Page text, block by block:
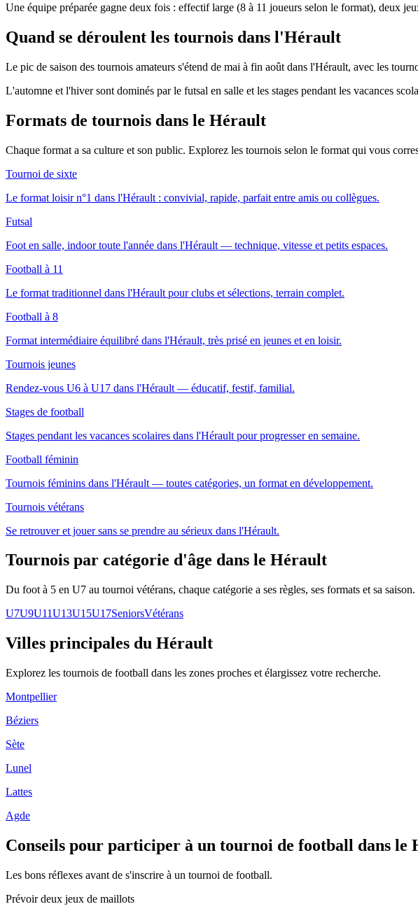
Une équipe préparée gagne deux fois : effectif large (8 à 11 joueurs selon le format), deux
Quand se déroulent les tournois dans l'Hérault
Le pic de saison des tournois amateurs s'étend de mai à fin août dans l'Hérault, avec les
L'automne et l'hiver sont dominés par le futsal en salle et les stages pendant les vacances
Formats de tournois dans le Hérault
Chaque format a sa culture et son public. Explorez les tournois selon le format qui vous
Tournoi de sixte
Le format loisir n°1 dans l'Hérault : convivial, rapide, parfait entre amis ou collègues.
Futsal
Foot en salle, indoor toute l'année dans l'Hérault — technique, vitesse et petits espaces.
Football à 11
Le format traditionnel dans l'Hérault pour clubs et sélections, terrain complet.
Football à 8
Format intermédiaire équilibré dans l'Hérault, très prisé en jeunes et en loisir.
Tournois jeunes
Rendez-vous U6 à U17 dans l'Hérault — éducatif, festif, familial.
Stages de football
Stages pendant les vacances scolaires dans l'Hérault pour progresser en semaine.
Football féminin
Tournois féminins dans l'Hérault — toutes catégories, un format en développement.
Tournois vétérans
Se retrouver et jouer sans se prendre au sérieux dans l'Hérault.
Tournois par catégorie d'âge dans le Hérault
Du foot à 5 en U7 au tournoi vétérans, chaque catégorie a ses règles, ses formats et sa saison.
U7U9U11U13U15U17SeniorsVétérans
Villes principales du Hérault
Explorez les tournois de football dans les zones proches et élargissez votre recherche.
Montpellier
Béziers
Sète
Lunel
Lattes
Agde
Conseils pour participer à un tournoi de football dans le
Les bons réflexes avant de s'inscrire à un tournoi de football.
Prévoir deux jeux de maillots